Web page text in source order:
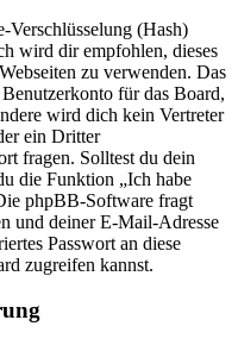
(Hash)
wird dir empfohlen, dieses
zu verwenden. Das
für das Board,
wird dich kein Vertreter
ein Dritter
fragen. Solltest du dein
die Funktion „Ich habe
phpBB-Software fragt
und deiner E-Mail-Adresse
Passwort an diese
zugreifen kannst.